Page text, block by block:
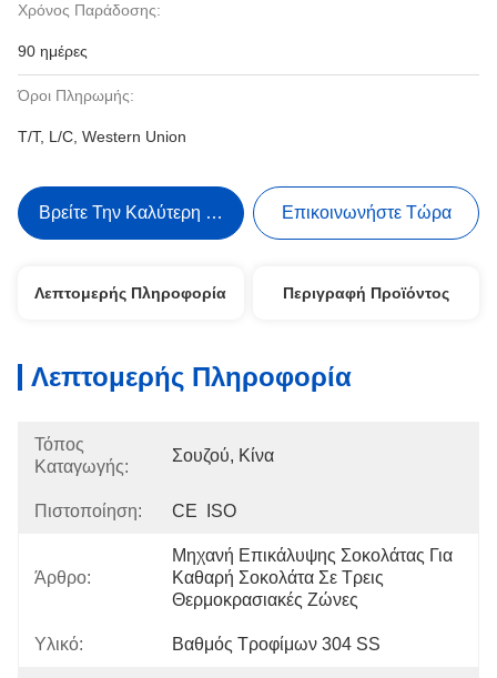
Χρόνος Παράδοσης:
90 ημέρες
Όροι Πληρωμής:
T/T, L/C, Western Union
Βρείτε Την Καλύτερη Τιμή Επικοινωνήστε Τώρα
Λεπτομερής Πληροφορία Περιγραφή Προϊόντος
Λεπτομερής Πληροφορία
Τόπος
Καταγωγής:
Σουζού, Κίνα
Πιστοποίηση: CE  ISO
Άρθρο:
Μηχανή Επικάλυψης Σοκολάτας Για
Καθαρή Σοκολάτα Σε Τρεις
Θερμοκρασιακές Ζώνες
Υλικό: Βαθμός Τροφίμων 304 SS